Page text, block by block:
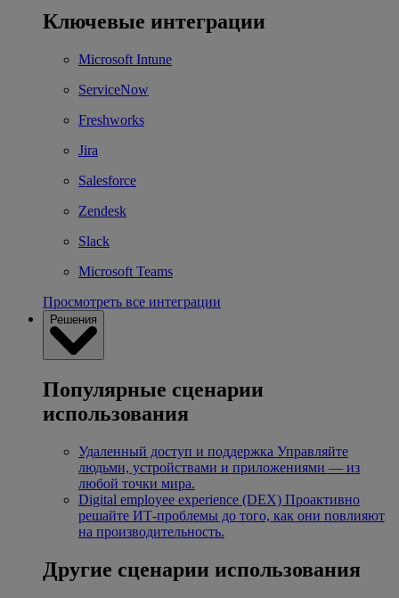
Ключевые интеграции
Microsoft Intune
ServiceNow
Freshworks
Jira
Salesforce
Zendesk
Slack
Microsoft Teams
Просмотреть все интеграции
Решения
Популярные сценарии
использования
Удаленный доступ и поддержка Управляйте
людьми, устройствами и приложениями — из
любой точки мира.
Digital employee experience (DEX) Проактивно
решайте ИТ-проблемы до того, как они повлияют
на производительность.
Другие сценарии использования